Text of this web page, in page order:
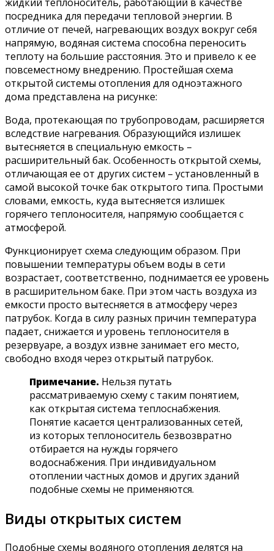
посредника для передачи тепловой энергии. В
отличие от печей, нагревающих воздух вокруг себя
напрямую, водяная система способна переносить
теплоту на большие расстояния. Это и привело к ее
повсеместному внедрению. Простейшая схема
открытой системы отопления для одноэтажного
дома представлена на рисунке:
Вода, протекающая по трубопроводам, расширяется
вследствие нагревания. Образующийся излишек
вытесняется в специальную емкость –
расширительный бак. Особенность открытой схемы,
отличающая ее от других систем – установленный в
самой высокой точке бак открытого типа. Простыми
словами, емкость, куда вытесняется излишек
горячего теплоносителя, напрямую сообщается с
атмосферой.
Функционирует схема следующим образом. При
повышении температуры объем воды в сети
возрастает, соответственно, поднимается ее уровень
в расширительном баке. При этом часть воздуха из
емкости просто вытесняется в атмосферу через
патрубок. Когда в силу разных причин температура
падает, снижается и уровень теплоносителя в
резервуаре, а воздух извне занимает его место,
свободно входя через открытый патрубок.
Примечание. Нельзя путать
рассматриваемую схему с таким понятием,
как открытая система теплоснабжения.
Понятие касается централизованных сетей,
из которых теплоноситель безвозвратно
отбирается на нужды горячего
водоснабжения. При индивидуальном
отоплении частных домов и других зданий
подобные схемы не применяются.
Виды открытых систем
Подобные схемы водяного отопления делятся на